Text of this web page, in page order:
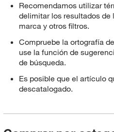
Recomendamos utilizar
delimitar los resultados de
marca y otros filtros.
Compruebe la ortografía
use la función de
de búsqueda.
Es posible que el artículo
descatalogado.